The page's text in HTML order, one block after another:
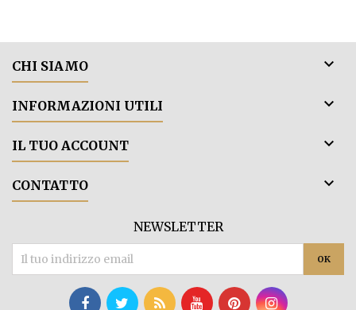
CHI SIAMO 
INFORMAZIONI UTILI 
IL TUO ACCOUNT 
CONTATTO 
NEWSLETTER